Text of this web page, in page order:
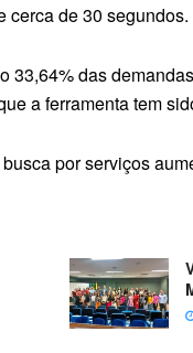
cerca de 30 segundos.
das
a ferramenta tem
por serviços